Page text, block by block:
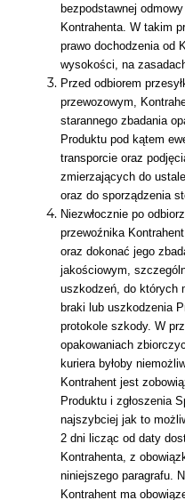
bezpodstawnej
Kontrahenta. W takim
prawo dochodzenia od
wysokości, na
Przed odbiorem
przewozowym,
starannego zbadania
Produktu pod kątem
transporcie oraz
zmierzających do
oraz do sporządzenia
Niezwłocznie po
przewoźnika
oraz dokonać jego
jakościowym,
uszkodzeń, do których
braki lub uszkodzenia
protokole szkody. W
opakowaniach
kuriera byłoby
Kontrahent jest
Produktu i zgłoszenia
najszybciej jak to
2 dni licząc od daty
Kontrahenta, z
niniejszego paragrafu.
Kontrahent ma